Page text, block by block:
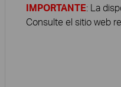
IMPORTANTE: La
Consulte el sitio web